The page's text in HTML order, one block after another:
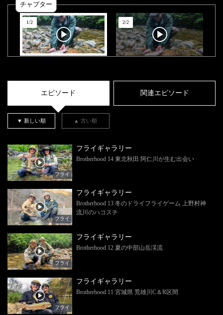
チャプター
1/2 2/2
エピソード 関連エピソード
▼ 新しい順 ▲ 古い順
フライ
フライギャラリー
Brotherhood 14 東北秋田 阿仁川が生む出会い
フライ
フライギャラリー
Brotherhood 13 冬のドライフライゲーム 上野村神
流川のハコスチ
フライ
フライギャラリー
Brotherhood 12 夏の中部山岳渓流
フライ
フライギャラリー
Brotherhood 11 宮城県 荒雄川C＆R区間